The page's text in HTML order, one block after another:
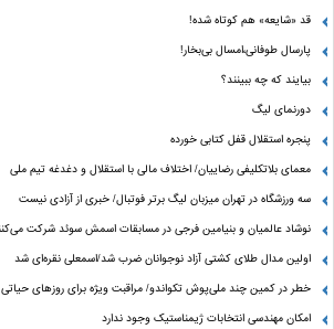
قد «شایعه» هم کوتاه شده!
پارسال طوفانی،امسال بی‌بخار!
بیایند که چه ببینند؟
دورنمای لیگ
پنجره‌ استقلال قفل کتابی خورده
معمای بلاتکلیفی رضاییان/ اختلاف مالی با استقلال و دغدغه تیم ملی
سه ورزشگاه در تهران میزبان لیگ برتر فوتبال/ خبری از آزادی نیست
نوشاد عالمیان و بنیامین فرجی در مسابقات اسمش سوئد شرکت
اولین مدال طلای کشتی آزاد نوجوانان ضرب شد/اسمعلی نقره‌ای شد
خطر در کمین چند ملی‌پوش تکواندو/ مراقبت ویژه برای روزهای
امکان مهندسی انتخابات ژیمناستیک وجود ندارد